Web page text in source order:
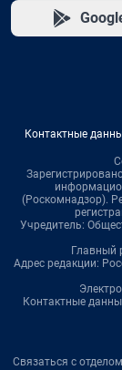
Контактные
(Роскомнадзор).
Учредитель:
Главный
Адрес редакции:
Контактные
Связаться с